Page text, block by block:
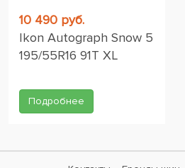
10 490 руб.
Ikon Autograph Snow 5
195/55R16 91T XL
Подробнее